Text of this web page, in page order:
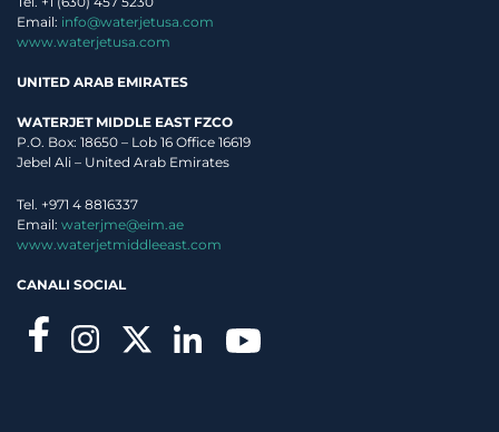
Email: info@waterjetusa.com
www.waterjetusa.com
UNITED ARAB EMIRATES
WATERJET MIDDLE EAST FZCO
P.O. Box: 18650 – Lob 16 Office 16619
Jebel Ali – United Arab Emirates
Tel. +971 4 8816337
Email: waterjme@eim.ae
www.waterjetmiddleeast.com
CANALI SOCIAL